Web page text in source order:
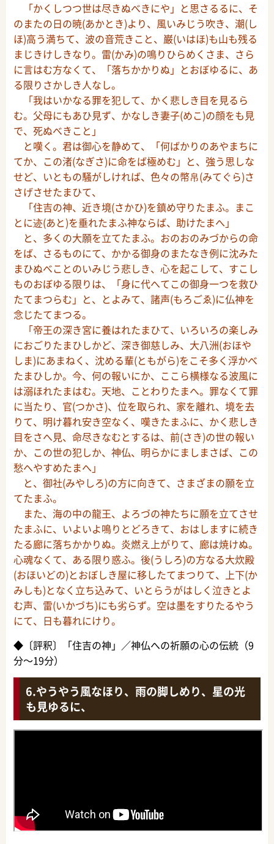
「かくしつつ世は尽きぬべきにや」と思さるるに、そ
のまたの日の暁(あかとき)より、風いみじう吹き、潮(し
ほ)高う満ちて、波の音荒きこと、巌(いはほ)も山も残る
まじきけしきなり。雷(かみ)の鳴りひらめくさま、さら
に言はむ方なくて、「落ちかかりぬ」とおぼゆるに、あ
る限りさかしき人なし。
「我はいかなる罪を犯して、かく悲しき目を見るら
む。父母にもあひ見ず、かなしき妻子(めこ)の顔をも見
で、死ぬべきこと」
と嘆く。君は御心を静めて、「何ばかりのあやまちに
てか、この渚(なぎさ)に命をば極めむ」と、強う思しな
せど、いともの騒がしければ、色々の幣帛(みてぐら)さ
さげさせたまひて、
「住吉の神、近き境(さかひ)を鎮め守りたまふ。まこ
とに迹(あと)を垂れたまふ神ならば、助けたまへ」
と、多くの大願を立てたまふ。おのおのみづからの命
をば、さるものにて、かかる御身のまたなき例に沈みた
まひぬべことのいみじう悲しき、心を起こして、すこし
ものおぼゆる限りは、「身に代へてこの御身一つを救ひ
たてまつらむ」と、とよみて、諸声(もろごゑ)に仏神を
念じたてまつる。
「帝王の深き宮に養はれたまひて、いろいろの楽しみ
におごりたまひしかど、深き御慈しみ、大八洲(おほや
しま)にあまねく、沈める輩(ともがら)をこそ多く浮かべ
たまひしか。今、何の報いにか、ここら横様なる波風に
は溺ほれたまはむ。天地、ことわりたまへ。罪なくて罪
に当たり、官(つかさ)、位を取られ、家を離れ、境を去
りて、明け暮れ安き空なく、嘆きたまふに、かく悲しき
目をさへ見、命尽きなむとするは、前(さき)の世の報い
か、この世の犯しか、神仏、明らかにましまさば、この
愁へやすめたまへ」
と、御社(みやしろ)の方に向きて、さまざまの願を立
てたまふ。
また、海の中の龍王、よろづの神たちに願を立てさせ
たまふに、いよいよ鳴りとどろきて、おはしますに続き
たる廊に落ちかかりぬ。炎燃え上がりて、廊は焼けぬ。
心魂なくて、ある限り惑ふ。後(うしろ)の方なる大炊殿
(おほいどの)とおぼしき屋に移したてまつりて、上下(か
みしも)となく立ち込みて、いとらうがはしく泣きとよ
む声、雷(いかづち)にも劣らず。空は墨をすりたるやう
にて、日も暮れにけり。
◆〔評釈〕「住吉の神」／神仏への祈願の心の伝統（9
分～19分）
やうやう風なほり、雨の脚しめり、星の光
も見ゆるに、